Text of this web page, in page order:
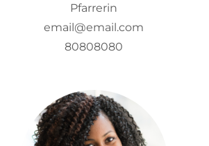
Pfarrerin
email@email.com
80808080